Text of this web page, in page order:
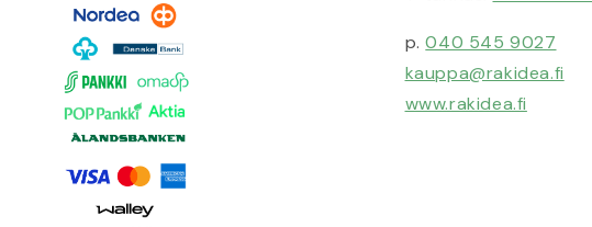
p.040 545 9027
kauppa@rakidea.fi
www.rakidea.fi